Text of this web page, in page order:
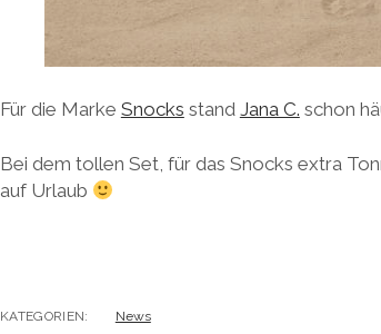
Für die Marke Snocks stand Jana C. schon
Bei dem tollen Set, für das Snocks extra
auf Urlaub
KATEGORIEN: News